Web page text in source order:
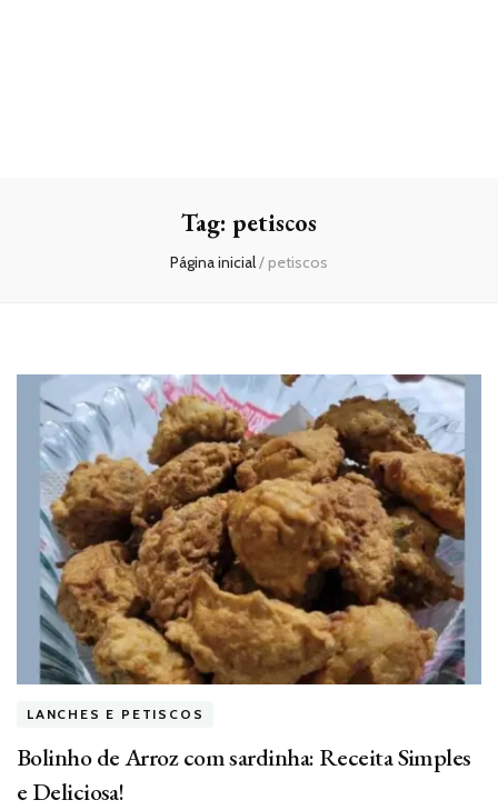
Tag: petiscos
Página inicial/ petiscos
LANCHES E PETISCOS
Bolinho de Arroz com sardinha: Receita Simples
e Deliciosa!